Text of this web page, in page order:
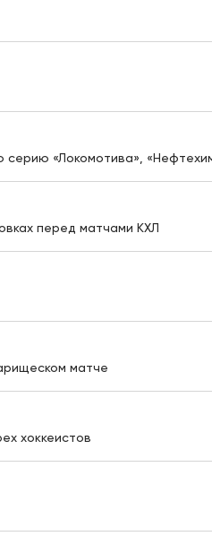
«Локомотива»,
перед матчами КХЛ
матче
хоккеистов